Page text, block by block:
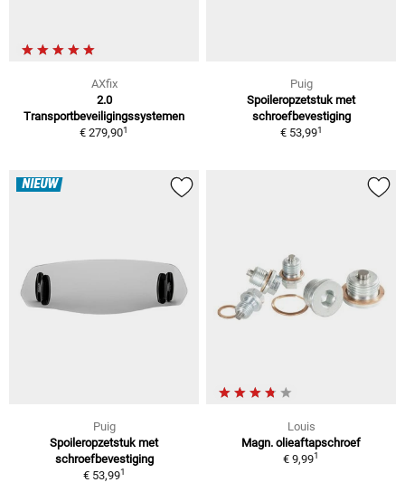
AXfix
2.0
Transportbeveiligingssystemen
€ 279,901
Puig
Spoileropzetstuk met
schroefbevestiging
€ 53,991
NIEUW
Puig
Spoileropzetstuk met
schroefbevestiging
€ 53,991
Louis
Magn. olieaftapschroef
€ 9,991